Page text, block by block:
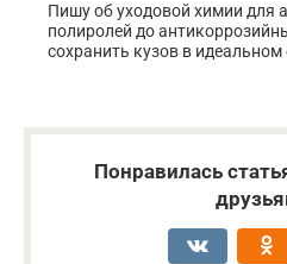
Пишу об уходовой химии для
полиролей до
сохранить кузов в идеальном
Понравилась